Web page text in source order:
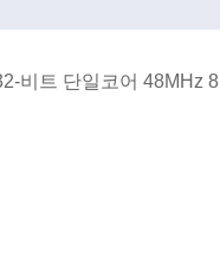
비트 단일코어 48MHz